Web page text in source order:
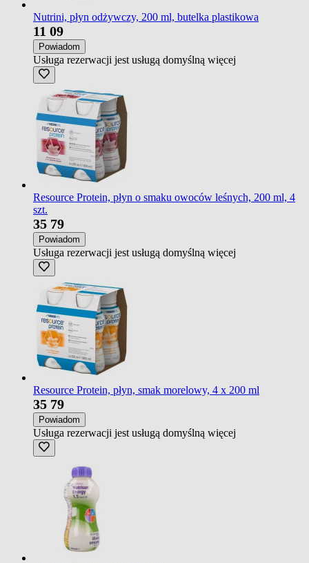
Nutrini, płyn odżywczy, 200 ml, butelka plastikowa
11 09
Powiadom
Usługa rezerwacji jest usługą domyślną więcej
Resource Protein, płyn o smaku owoców leśnych, 200 ml, 4
szt.
35 79
Powiadom
Usługa rezerwacji jest usługą domyślną więcej
Resource Protein, płyn, smak morelowy, 4 x 200 ml
35 79
Powiadom
Usługa rezerwacji jest usługą domyślną więcej